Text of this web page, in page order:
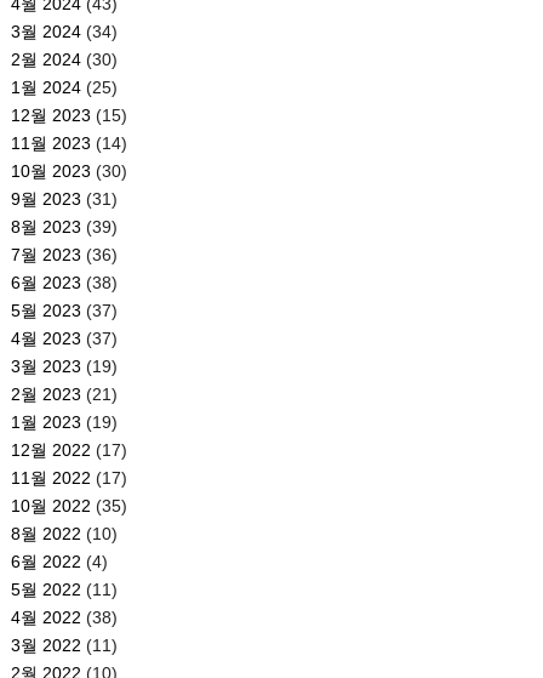
3월 2024(34)
2월 2024(30)
1월 2024(25)
12월 2023 (15)
11월 2023 (14)
10월 2023 (30)
9월 2023 (31)
8월 2023 (39)
7월 2023 (36)
6월 2023 (38)
5월 2023 (37)
4월 2023 (37)
3월 2023 (19)
2월 2023 (21)
1월 2023 (19)
12월 2022 (17)
11월 2022 (17)
10월 2022 (35)
8월 2022 (10)
6월 2022 (4)
5월 2022 (11)
4월 2022 (38)
3월 2022 (11)
2월 2022 (10)